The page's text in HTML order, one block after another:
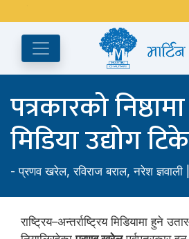
पुस्तकालय बन्द रहने छ ।
पत्रकारको
मिडिया उद्योग
-प्रणव खरेल,रविराज बराल,नरेश ज्ञवाली
राष्ट्रिय–अन्तर्राष्ट्रिय मिडियामा हुने